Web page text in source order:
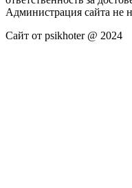
Администрация сайта не
Сайт от psikhoter @ 2024